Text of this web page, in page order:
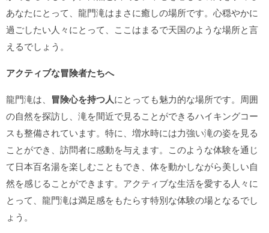
あなたにとって、龍門滝はまさに癒しの場所です。心穏やかに
過ごしたい人々にとって、ここはまるで天国のような場所と言
えるでしょう。
アクティブな冒険者たちへ
龍門滝は、 冒険心を持つ人にとっても魅力的な場所です。周囲
の自然を探訪し、滝を間近で見ることができるハイキングコー
スも整備されています。特に、増水時には力強い滝の姿を見る
ことができ、訪問者に感動を与えます。このような体験を通じ
て日本百名湯を楽しむこともでき、体を動かしながら美しい自
然を感じることができます。アクティブな生活を愛する人々に
とって、龍門滝は満足感をもたらす特別な体験の場となるでし
ょう。